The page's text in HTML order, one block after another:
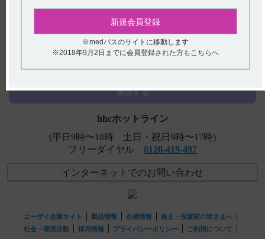
【グラケー】 保存時に注意するべき点を教えてくださ
【ネオフィリン・注・注PL・注点滴用バッグ】 過量投与
アンケート:ご意見をお聞かせください
送信する
新規会員登録
※medパスのサイトに移動します
※2018年9月2日までに会員登録された方もこちらへ
hhcホットライン
(平日9時〜18時 土日・祝日9時〜17時)
フリーダイヤル 0120-419-497
インターネットでのお問い合わせ
エーザイ企業サイト 製品情報 企業情報
株主・投資家の皆さまへ
社会・環境活動
採用情報 プライバシーポリシー
ご利用について